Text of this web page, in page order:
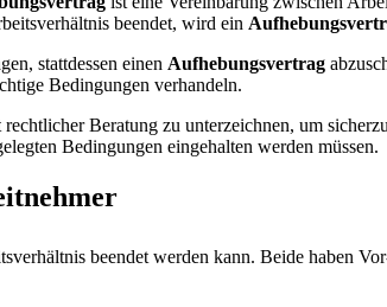
beendet, wird ein
stattdessen einen Aufhebungsvertrag
Bedingungen verhandeln.
Beratung zu unterzeichnen, um
Bedingungen eingehalten werden müssen.
beendet werden kann. Beide haben